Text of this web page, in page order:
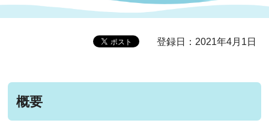
登録日：2021年4月1日
概要